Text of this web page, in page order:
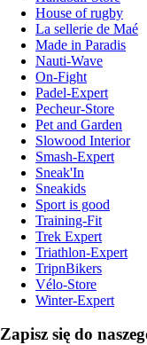
House of rugby
La sellerie de Maé
Made in Paradis
Nauti-Wave
On-Fight
Padel-Expert
Pecheur-Store
Pet and Garden
Slowood Interior
Smash-Expert
Sneak'In
Sneakids
Sport is good
Training-Fit
Trek Expert
Triathlon-Expert
TripnBikers
Vélo-Store
Winter-Expert
Zapisz się do